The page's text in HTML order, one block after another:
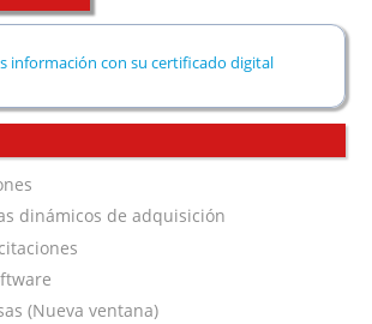
información con su certificado digital
dinámicos de adquisición
(Nueva ventana)